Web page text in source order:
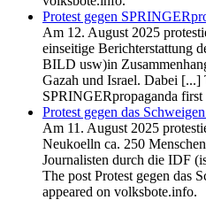
Protest gegen
Am 12. August 2025
einseitige Berichterstattung
BILD usw)in
Gazah und Israel. Dabei [...]
SPRINGERpropaganda
Protest gegen das
Am 11. August 2025
Neukoelln ca. 250
Journalisten durch die IDF
The post Protest gegen das
appeared on volksbote.info.